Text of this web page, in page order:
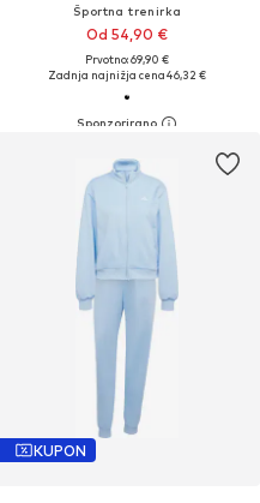
Športna trenirka
Od 54,90 €
Prvotno: 69,90 €
Zadnja najnižja cena46,32 €
KUPON